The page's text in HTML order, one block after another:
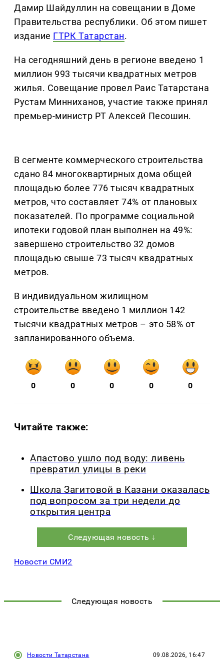
Дамир Шайдуллин на совещании в Доме
Правительства республики. Об этом пишет
издание ГТРК Татарстан.
На сегодняшний день в регионе введено 1
миллион 993 тысячи квадратных метров
жилья. Совещание провел Раис Татарстана
Рустам Минниханов, участие также принял
премьер-министр РТ Алексей Песошин.
В сегменте коммерческого строительства
сдано 84 многоквартирных дома общей
площадью более 776 тысяч квадратных
метров, что составляет 74% от плановых
показателей. По программе социальной
ипотеки годовой план выполнен на 49%:
завершено строительство 32 домов
площадью свыше 73 тысяч квадратных
метров.
В индивидуальном жилищном
строительстве введено 1 миллион 142
тысячи квадратных метров – это 58% от
запланированного объема.
0 0 0 0 0
Читайте также:
Апастово ушло под воду: ливень
превратил улицы в реки
Школа Загитовой в Казани оказалась
под вопросом за три недели до
открытия центра
Следующая новость ↓
Новости СМИ2
Следующая новость
Новости Татарстана 09.08.2026, 16:47